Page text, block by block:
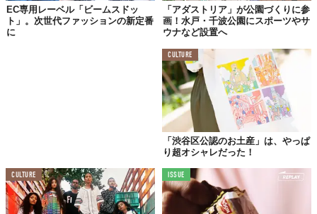
©アダストリア
https://www.dot-st.com/sablemadle/
Top image: ©アダストリア
TABI LABO
この世界は、もっと広いはずだ。
EC専用レーベル「ビームスドッ
ト」。次世代ファッションの新定番
に
「アダストリア」が公園づくりに参
画！水戸・千波公園にスポーツやサ
ウナなど設置へ
CULTURE
「渋谷区公認のお土産」は、やっぱ
り超オシャレだった！
CULTURE ISSUE